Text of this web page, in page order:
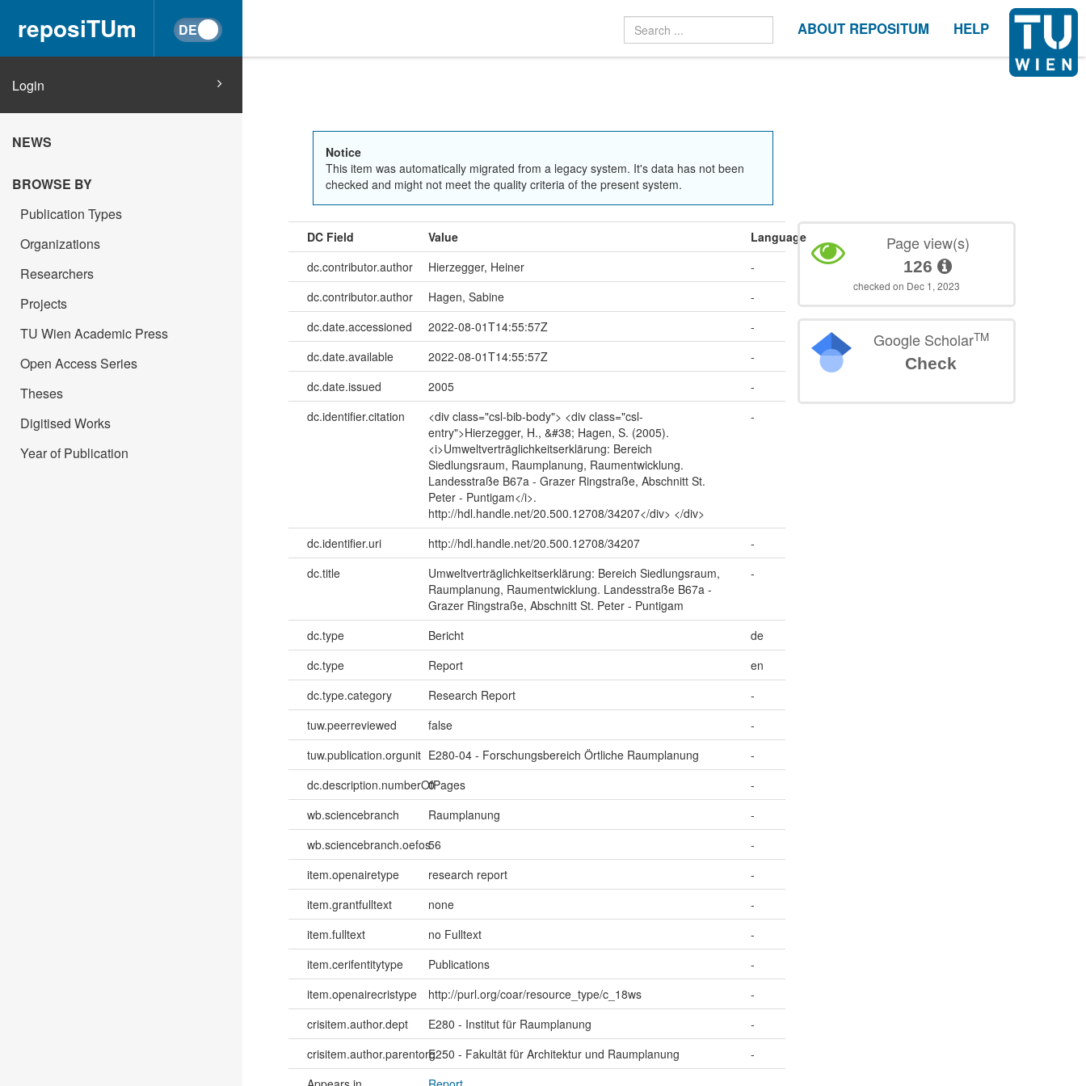
reposiTUm ABOUT REPOSITUM HELP
Login
NEWS
BROWSE BY
Publication Types
Organizations
Researchers
Projects
TU Wien Academic Press
Open Access Series
Theses
Digitised Works
Year of Publication
Notice
This item was automatically migrated from a legacy system. It's data has not been
checked and might not meet the quality criteria of the present system.
DC Field Value
Language
dc.contributor.author
Hierzegger, Heiner
-
dc.contributor.author
Hagen, Sabine
-
dc.date.accessioned
2022-08-01T14:55:57Z
-
dc.date.available
2022-08-01T14:55:57Z
-
dc.date.issued
2005
-
dc.identifier.citation
<div class="csl-bib-body"> <div class="csl-
entry">Hierzegger, H., &#38; Hagen, S. (2005).
<i>Umweltverträglichkeitserklärung: Bereich
Siedlungsraum, Raumplanung, Raumentwicklung.
Landesstraße B67a - Grazer Ringstraße, Abschnitt St.
Peter - Puntigam</i>.
http://hdl.handle.net/20.500.12708/34207</div> </div>
-
dc.identifier.uri http://hdl.handle.net/20.500.12708/34207
-
dc.title
Umweltverträglichkeitserklärung: Bereich Siedlungsraum,
Raumplanung, Raumentwicklung. Landesstraße B67a -
Grazer Ringstraße, Abschnitt St. Peter - Puntigam
-
dc.type Bericht
de
dc.type
Report
en
dc.type.category
Research Report
-
tuw.peerreviewed
false
-
tuw.publication.orgunit E280-04 - Forschungsbereich Örtliche Raumplanung
-
dc.description.numberOfPages
0
-
wb.sciencebranch
Raumplanung
-
wb.sciencebranch.oefos56
-
item.openairetype
research report
-
item.grantfulltext
none
-
item.fulltext
no Fulltext
-
item.cerifentitytype
Publications
-
item.openairecristype
http://purl.org/coar/resource_type/c_18ws
-
crisitem.author.dept
E280 - Institut für Raumplanung
-
crisitem.author.parentorgE250 - Fakultät für Architektur und Raumplanung
-
Page view(s)
126
checked on Dec 1, 2023
Google ScholarTM
Check